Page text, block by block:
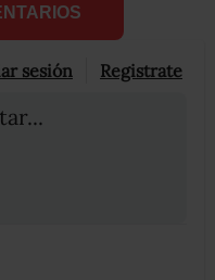
sesión Registrate